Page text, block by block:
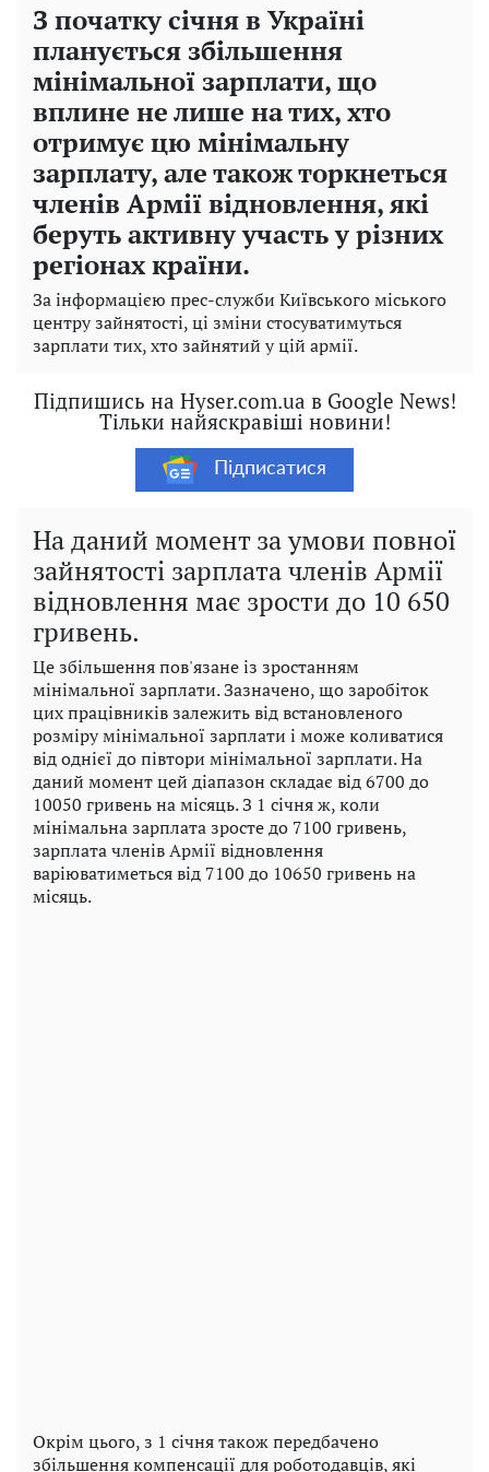
З початку січня в Україні
планується збільшення
мінімальної зарплати, що
вплине не лише на тих, хто
отримує цю мінімальну
зарплату, але також торкнеться
членів Армії відновлення, які
беруть активну участь у різних
регіонах країни.
За інформацією прес-служби Київського міського
центру зайнятості, ці зміни стосуватимуться
зарплати тих, хто зайнятий у цій армії.
Підпишись на Hyser.com.ua в Google News!
Тільки найяскравіші новини!
Підписатися
На даний момент за умови повної
зайнятості зарплата членів Армії
відновлення має зрости до 10 650
гривень.
Це збільшення пов'язане із зростанням
мінімальної зарплати. Зазначено, що заробіток
цих працівників залежить від встановленого
розміру мінімальної зарплати і може коливатися
від однієї до півтори мінімальної зарплати. На
даний момент цей діапазон складає від 6700 до
10050 гривень на місяць. З 1 січня ж, коли
мінімальна зарплата зросте до 7100 гривень,
зарплата членів Армії відновлення
варіюватиметься від 7100 до 10650 гривень на
місяць.
Окрім цього, з 1 січня також передбачено
збільшення компенсації для роботодавців, які